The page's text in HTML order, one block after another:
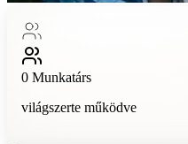
0 Munkatárs
világszerte működve